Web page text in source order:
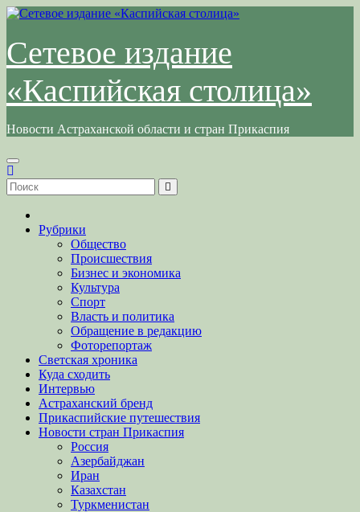
Перейти
содержимому
Сетевое издание
«Каспийская столица»
Новости Астраханской области и стран Прикаспия
Рубрики
Общество
Происшествия
Бизнес и экономика
Культура
Спорт
Власть и политика
Обращение в редакцию
Фоторепортаж
Светская хроника
Куда сходить
Интервью
Астраханский бренд
Прикаспийские путешествия
Новости стран Прикаспия
Россия
Азербайджан
Иран
Казахстан
Туркменистан